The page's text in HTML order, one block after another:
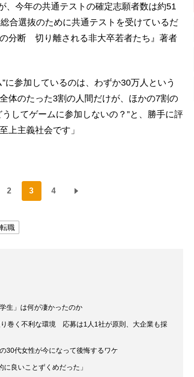
今年の共通テストの確定志願者数は約51
合選抜のために共通テストを受けているだ
分断 切り離される非大卒若者たち』著者
に参加しているのは、わずか30万人という
体のたった3割の人間だけが、ほかの7割の
してゲームに参加しないの？”と、勝手に評
上主義社会です」
2 3 4
転職
生」は何が凄かったのか
巻く不利な環境 応募は1人1社が原則、大企業も採
30代女性が今になって後悔するワケ
良いことずくめだった」